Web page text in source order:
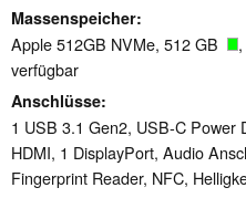
Massenspeicher
Apple 512GB NVMe, 512 GB
verfügbar
Anschlüsse
1 USB 3.1 Gen2, USB-C Power
HDMI, 1 DisplayPort, Audio
Fingerprint Reader, NFC,